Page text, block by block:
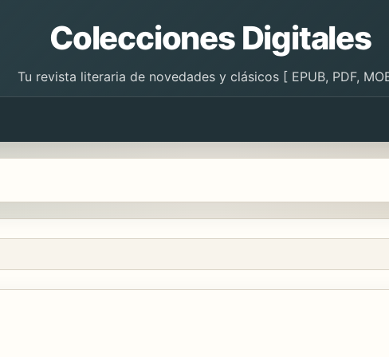
Colecciones Digitales
Tu revista literaria de novedades y clásicos [ EPUB, PDF,